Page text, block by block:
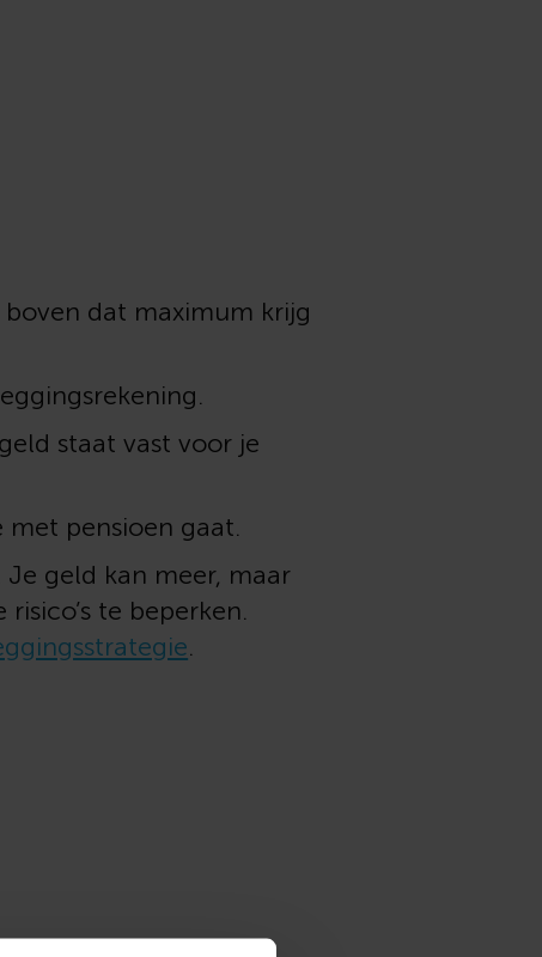
dat maximum krijg
staat vast voor je
met pensioen gaat.
Je geld kan meer, maar
te beperken.
.